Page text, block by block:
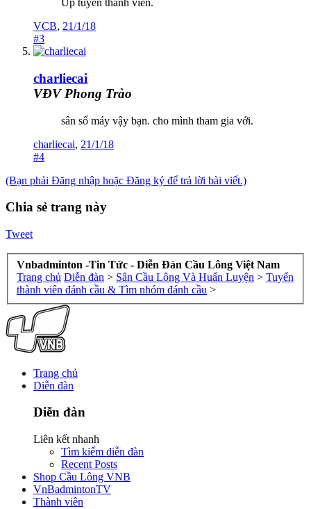
Up tuyển thành viên.
VCB, 21/1/18
#3
charliecai
VĐV Phong Trào
sân số máy vậy bạn. cho mình tham gia với.
charliecai, 21/1/18
#4
(Bạn phải Đăng nhập hoặc Đăng ký để trả lời bài viết.)
Chia sẻ trang này
Tweet
Vnbadminton -Tin Tức - Diễn Đàn Cầu Lông Việt Nam
Trang chủ Diễn đàn > Sân Cầu Lông Và Huấn Luyện > Tuyển
thành viên đánh cầu & Tìm nhóm đánh cầu >
Trang chủ
Diễn đàn
Diễn đàn
Liên kết nhanh
Tìm kiếm diễn đàn
Recent Posts
Shop Cầu Lông VNB
VnBadmintonTV
Thành viên